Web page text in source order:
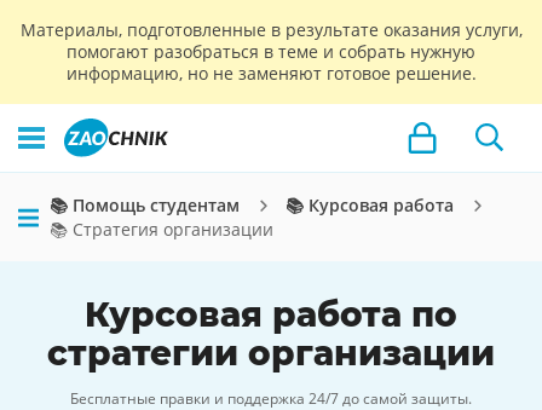
Материалы, подготовленные в результате оказания услуги,
помогают разобраться в теме и собрать нужную
информацию, но не заменяют готовое решение.
📚 Помощь студентам
📚 Курсовая работа
📚 Стратегия организации
Курсовая работа по
стратегии организации
Бесплатные правки и поддержка 24/7 до самой защиты.